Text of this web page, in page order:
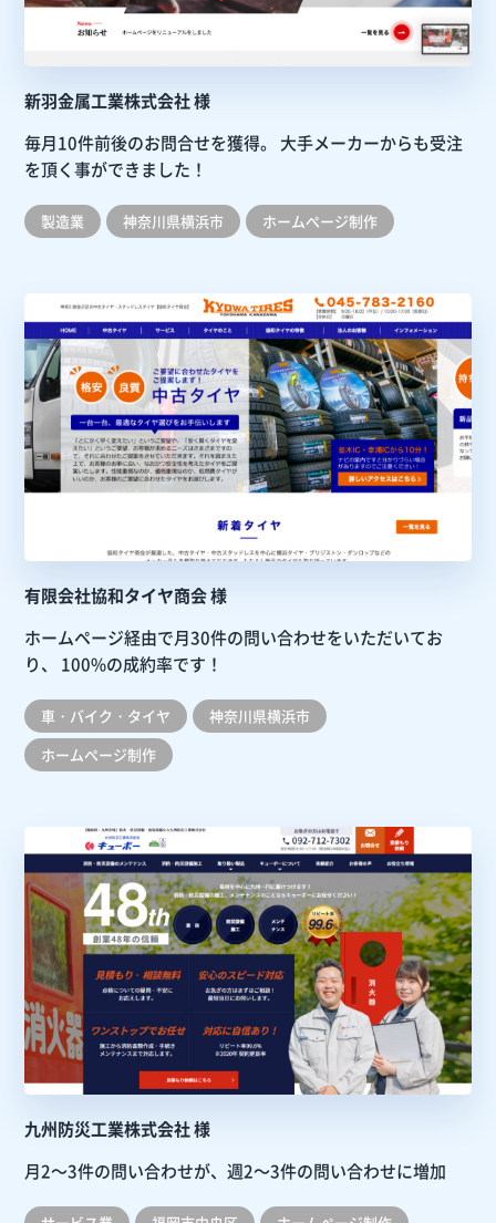
新羽金属工業株式会社 様
毎月10件前後のお問合せを獲得。
大手メーカーからも受注
を頂く事ができました！
製造業 神奈川県横浜市 ホームぺージ制作
有限会社協和タイヤ商会 様
ホームページ経由で月30件の問い合わせをいただいてお
り、
100%の成約率です！
車・バイク・タイヤ
神奈川県横浜市
ホームぺージ制作
九州防災工業株式会社 様
月2～3件の問い合わせが、週2～3件の問い合わせに増加